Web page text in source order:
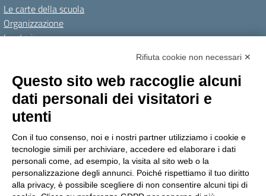
Le carte della scuola
Organizzazione
La storia
Personale scolastico
Famiglie e studenti
Percorsi di studio
Offerta formativa
I progetti delle classi
Novità
Rifiuta cookie non necessari ✕
Questo sito web raccoglie alcuni
dati personali dei visitatori e
utenti
Con il tuo consenso, noi e i nostri partner utilizziamo i cookie e
tecnologie simili per archiviare, accedere ed elaborare i dati
personali come, ad esempio, la visita al sito web o la
personalizzazione degli annunci. Poiché rispettiamo il tuo diritto
alla privacy, è possibile scegliere di non consentire alcuni tipi di